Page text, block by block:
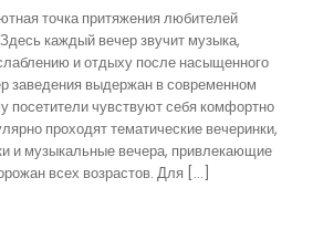
точка притяжения любителей
каждый вечер звучит музыка,
и отдыху после насыщенного
заведения выдержан в современном
посетители чувствуют себя комфортно
проходят тематические вечеринки,
и музыкальные вечера, привлекающие
всех возрастов. Для […]